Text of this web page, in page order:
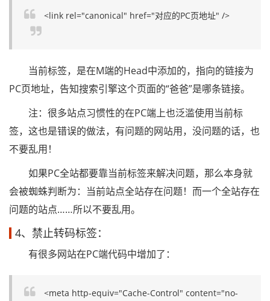
<link rel="canonical" href="对应的PC页地址" />
当前标签，是在M端的Head中添加的，指向的链接为
PC页地址，告知搜索引擎这个页面的“爸爸”是哪条链接。
注：很多站点习惯性的在PC端上也泛滥使用当前标
签，这也是错误的做法，有问题的网站用，没问题的话，也
不要乱用！
如果PC全站都要靠当前标签来解决问题，那么本身就
会被蜘蛛判断为：当前站点全站存在问题！而一个全站存在
问题的站点……所以不要乱用。
4、禁止转码标签：
有很多网站在PC端代码中增加了：
<meta http-equiv="Cache-Control" content="no-